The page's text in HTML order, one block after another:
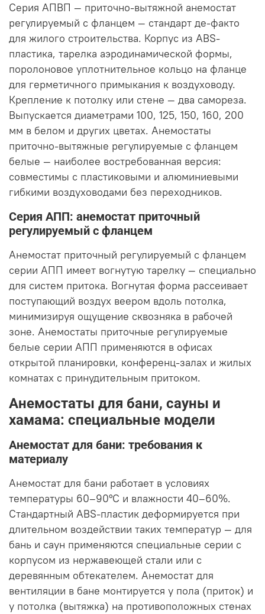
Серия АПВП — приточно-вытяжной анемостат
регулируемый с фланцем — стандарт де-факто
для жилого строительства. Корпус из ABS-
пластика, тарелка аэродинамической формы,
поролоновое уплотнительное кольцо на фланце
для герметичного примыкания к воздуховоду.
Крепление к потолку или стене — два самореза.
Выпускается диаметрами 100, 125, 150, 160, 200
мм в белом и других цветах. Анемостаты
приточно-вытяжные регулируемые с фланцем
белые — наиболее востребованная версия:
совместимы с пластиковыми и алюминиевыми
гибкими воздуховодами без переходников.
Серия АПП: анемостат приточный
регулируемый с фланцем
Анемостат приточный регулируемый с фланцем
серии АПП имеет вогнутую тарелку — специально
для систем притока. Вогнутая форма рассеивает
поступающий воздух веером вдоль потолка,
минимизируя ощущение сквозняка в рабочей
зоне. Анемостаты приточные регулируемые
белые серии АПП применяются в офисах
открытой планировки, конференц-залах и жилых
комнатах с принудительным притоком.
Анемостаты для бани, сауны и
хамама: специальные модели
Анемостат для бани: требования к
материалу
Анемостат для бани работает в условиях
температуры 60–90°C и влажности 40–60%.
Стандартный ABS-пластик деформируется при
длительном воздействии таких температур — для
бань и саун применяются специальные серии с
корпусом из нержавеющей стали или с
деревянным обтекателем. Анемостат для
вентиляции в бане монтируется у пола (приток) и
у потолка (вытяжка) на противоположных стенах